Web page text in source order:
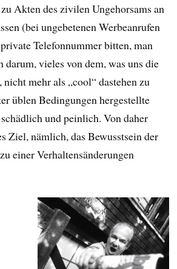
Akten des zivilen Ungehorsams an
(bei ungebetenen Werbeanrufen
Telefonnummer bitten, man
vieles von dem, was uns die
mehr als „cool“ dastehen zu
üblen Bedingungen hergestellte
und peinlich. Von daher
Ziel, nämlich, das Bewusstsein der
einer Verhaltensänderungen